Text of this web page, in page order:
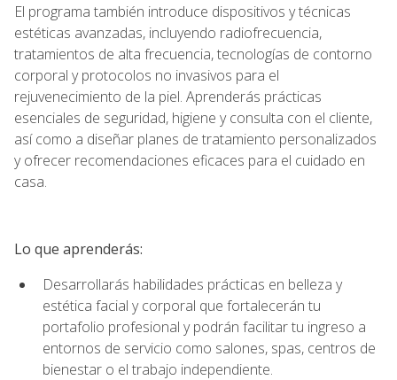
El programa también introduce dispositivos y técnicas
estéticas avanzadas, incluyendo radiofrecuencia,
tratamientos de alta frecuencia, tecnologías de contorno
corporal y protocolos no invasivos para el
rejuvenecimiento de la piel. Aprenderás prácticas
esenciales de seguridad, higiene y consulta con el cliente,
así como a diseñar planes de tratamiento personalizados
y ofrecer recomendaciones eficaces para el cuidado en
casa.
Lo que aprenderás:
Desarrollarás habilidades prácticas en belleza y
estética facial y corporal que fortalecerán tu
portafolio profesional y podrán facilitar tu ingreso a
entornos de servicio como salones, spas, centros de
bienestar o el trabajo independiente.